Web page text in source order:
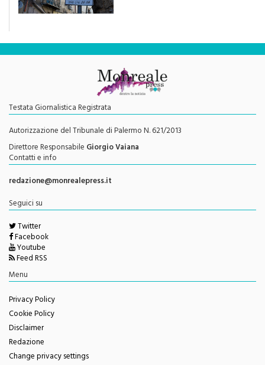
Testata Giornalistica Registrata
Autorizzazione del Tribunale di Palermo N. 621/2013
Direttore ResponsabileGiorgio Vaiana
Contatti e info
redazione@monrealepress.it
Seguici su
Twitter
Facebook
Youtube
Feed RSS
Privacy Policy
Cookie Policy
Disclaimer
Redazione